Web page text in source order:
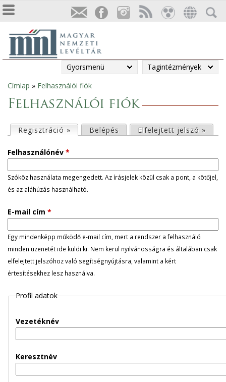
Gyorsmenü Tagintézmények
Jelenlegi
hely
Címlap » Felhasználói fiók
Felhasználói fiók
l
s
ő
d
l
e
g
e
Regisztráció » (aktív fül)
Belépés Elfelejtett jelszó »
Felhasználónév *
Szóköz használata megengedett. Az írásjelek közül csak a pont, a kötőjel,
és az aláhúzás használható.
E-mail cím *
Egy mindenképp működő e-mail cím, mert a rendszer a felhasználó
minden üzenetét ide küldi ki. Nem kerül nyilvánosságra és általában csak
elfelejtett jelszóhoz való segítségnyújtásra, valamint a kért
értesítésekhez lesz használva.
Profil adatok
Vezetéknév
Keresztnév